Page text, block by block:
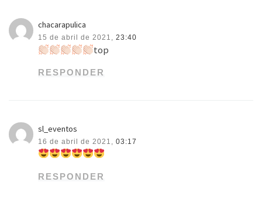
chacarapulica
15 de abril de 2021, 23:40
top
RESPONDER
sl_eventos
16 de abril de 2021, 03:17
RESPONDER